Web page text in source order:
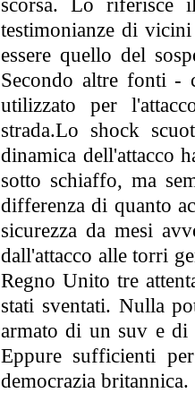
testimonianze di
essere quello del
Secondo altre fonti -
utilizzato per
strada.Lo shock
dinamica dell'attacco
sotto schiaffo, ma
differenza di quanto
sicurezza da mesi
dall'attacco alle torri
Regno Unito tre
stati sventati. Nulla
armato di un suv e di
Eppure sufficienti
democrazia britannica.